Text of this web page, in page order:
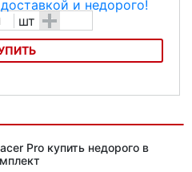
шт +
Pro купить недорого в